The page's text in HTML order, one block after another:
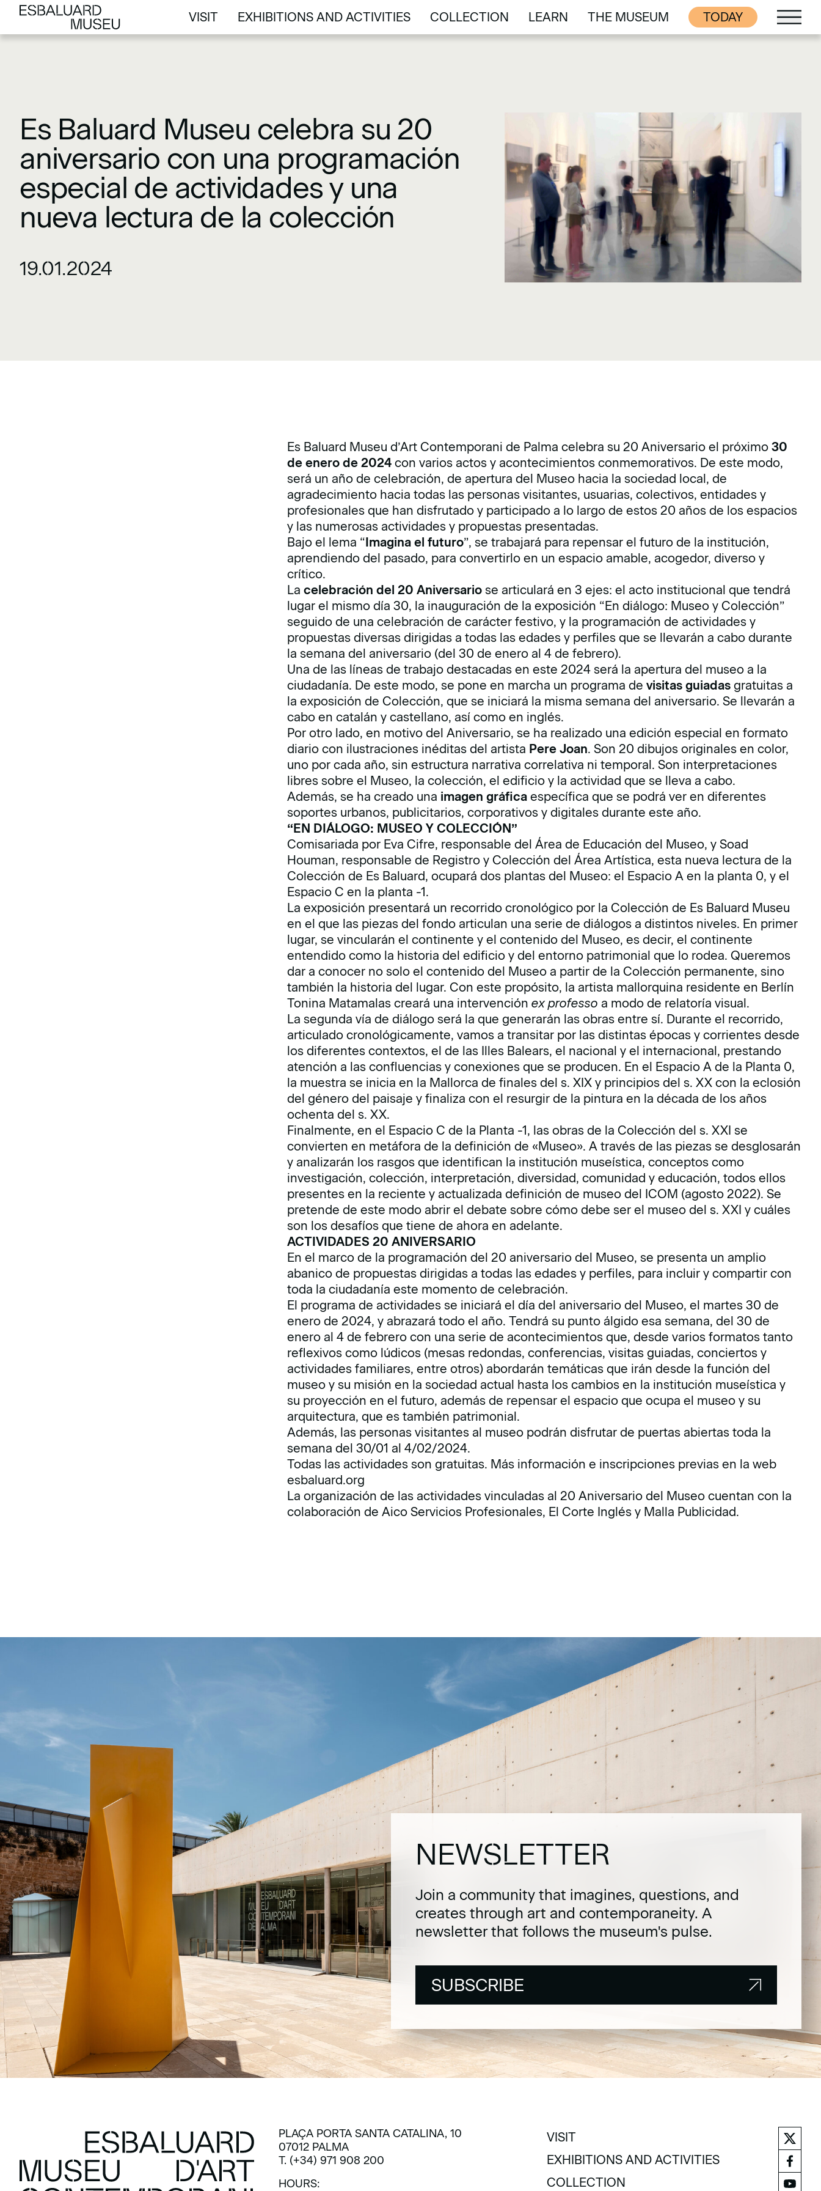
VISIT
VISIT
EXHIBITIONS AND ACTIVITIES
EXHIBITIONS AND ACTIVITIES
COLLECTION
COLLECTION
LEARN
LEARN
THE MUSEUM
THE MUSEUM
TODAY
Es Baluard Museu celebra su 20
aniversario con una programación
especial de actividades y una
nueva lectura de la colección
19.01.2024
Es Baluard Museu d’Art Contemporani de Palma celebra su 20 Aniversario el próximo30
de enero de 2024 con varios actos y acontecimientos conmemorativos. De este modo,
será un año de celebración, de apertura del Museo hacia la sociedad local, de
agradecimiento hacia todas las personas visitantes, usuarias, colectivos, entidades y
profesionales que han disfrutado y participado a lo largo de estos 20 años de los espacios
y las numerosas actividades y propuestas presentadas.
Bajo el lema “Imagina el futuro”, se trabajará para repensar el futuro de la institución,
aprendiendo del pasado, para convertirlo en un espacio amable, acogedor, diverso y
crítico.
Lacelebración del 20 Aniversario se articulará en 3 ejes: el acto institucional que tendrá
lugar el mismo día 30, la inauguración de la exposición “En diálogo: Museo y Colección”
seguido de una celebración de carácter festivo, y la programación de actividades y
propuestas diversas dirigidas a todas las edades y perfiles que se llevarán a cabo durante
la semana del aniversario (del 30 de enero al 4 de febrero).
Una de las líneas de trabajo destacadas en este 2024 será la apertura del museo a la
ciudadanía. De este modo, se pone en marcha un programa devisitas guiadas gratuitas a
la exposición de Colección, que se iniciará la misma semana del aniversario. Se llevarán a
cabo en catalán y castellano, así como en inglés.
Por otro lado, en motivo del Aniversario, se ha realizado una edición especial en formato
diario con ilustraciones inéditas del artista Pere Joan. Son 20 dibujos originales en color,
uno por cada año, sin estructura narrativa correlativa ni temporal. Son interpretaciones
libres sobre el Museo, la colección, el edificio y la actividad que se lleva a cabo.
Además, se ha creado una imagen gráficaespecífica que se podrá ver en diferentes
soportes urbanos, publicitarios, corporativos y digitales durante este año.
“EN DIÁLOGO: MUSEO Y COLECCIÓN”
Comisariada por Eva Cifre, responsable del Área de Educación del Museo, y Soad
Houman, responsable de Registro y Colección del Área Artística, esta nueva lectura de la
Colección de Es Baluard, ocupará dos plantas del Museo: el Espacio A en la planta 0, y el
Espacio C en la planta -1.
La exposición presentará un recorrido cronológico por la Colección de Es Baluard Museu
en el que las piezas del fondo articulan una serie de diálogos a distintos niveles. En primer
lugar, se vincularán el continente y el contenido del Museo, es decir, el continente
entendido como la historia del edificio y del entorno patrimonial que lo rodea. Queremos
dar a conocer no solo el contenido del Museo a partir de la Colección permanente, sino
también la historia del lugar. Con este propósito, la artista mallorquina residente en Berlín
Tonina Matamalas creará una intervenciónex professo a modo de relatoría visual.
La segunda vía de diálogo será la que generarán las obras entre sí. Durante el recorrido,
articulado cronológicamente, vamos a transitar por las distintas épocas y corrientes desde
los diferentes contextos, el de las Illes Balears, el nacional y el internacional, prestando
atención a las confluencias y conexiones que se producen. En el Espacio A de la Planta 0,
la muestra se inicia en la Mallorca de finales del s. XIX y principios del s. XX con la eclosión
del género del paisaje y finaliza con el resurgir de la pintura en la década de los años
ochenta del s. XX.
Finalmente, en el Espacio C de la Planta -1, las obras de la Colección del s. XXI se
convierten en metáfora de la definición de «Museo». A través de las piezas se desglosarán
y analizarán los rasgos que identifican la institución museística, conceptos como
investigación, colección, interpretación, diversidad, comunidad y educación, todos ellos
presentes en la reciente y actualizada definición de museo del ICOM (agosto 2022). Se
pretende de este modo abrir el debate sobre cómo debe ser el museo del s. XXI y cuáles
son los desafíos que tiene de ahora en adelante.
ACTIVIDADES 20 ANIVERSARIO
En el marco de la programación del 20 aniversario del Museo, se presenta un amplio
abanico de propuestas dirigidas a todas las edades y perfiles, para incluir y compartir con
toda la ciudadanía este momento de celebración.
El programa de actividades se iniciará el día del aniversario del Museo, el martes 30 de
enero de 2024, y abrazará todo el año. Tendrá su punto álgido esa semana, del 30 de
enero al 4 de febrero con una serie de acontecimientos que, desde varios formatos tanto
reflexivos como lúdicos (mesas redondas, conferencias, visitas guiadas, conciertos y
actividades familiares, entre otros) abordarán temáticas que irán desde la función del
museo y su misión en la sociedad actual hasta los cambios en la institución museística y
su proyección en el futuro, además de repensar el espacio que ocupa el museo y su
arquitectura, que es también patrimonial.
Además, las personas visitantes al museo podrán disfrutar de puertas abiertas toda la
semana del 30/01 al 4/02/2024.
Todas las actividades son gratuitas. Más información e inscripciones previas en la web
esbaluard.org
La organización de las actividades vinculadas al 20 Aniversario del Museo cuentan con la
colaboración de Aico Servicios Profesionales, El Corte Inglés y Malla Publicidad.
NEWSLETTER
Join a community that imagines, questions, and
creates through art and contemporaneity. A
newsletter that follows the museum's pulse.
SUBSCRIBE
PLAÇA PORTA SANTA CATALINA, 10
07012 PALMA
T. (+34) 971 908 200
HOURS:
VISIT
VISIT
EXHIBITIONS AND ACTIVITIES
EXHIBITIONS AND ACTIVITIES
COLLECTION